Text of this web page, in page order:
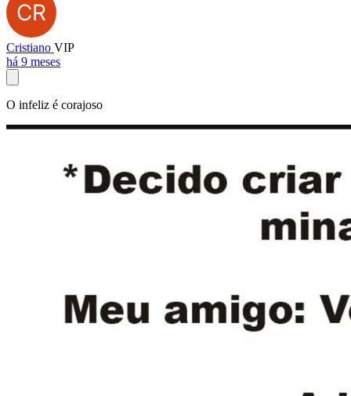
Cristiano VIP
há 9 meses
O infeliz é corajoso